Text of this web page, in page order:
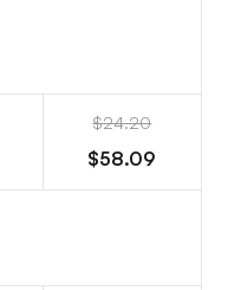
$24.20
$58.09